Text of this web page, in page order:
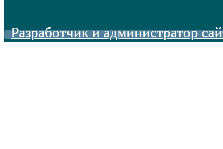
Разработчик и администратор